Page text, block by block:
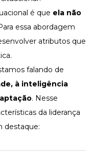
é que ela não
essa abordagem
atributos que
falando de
à inteligência
. Nesse
da liderança
destaque: